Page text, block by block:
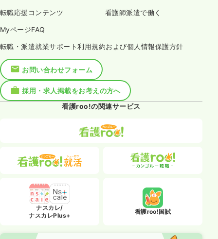
転職応援コンテンツ 看護師派遣で働く
MyページFAQ
転職・派遣就業サポート利用規約および個人情報保護方針
お問い合わせフォーム
採用・求人掲載をお考えの方へ
看護roo!の関連サービス
ナスカレ/
ナスカレPlus+
看護roo!国試